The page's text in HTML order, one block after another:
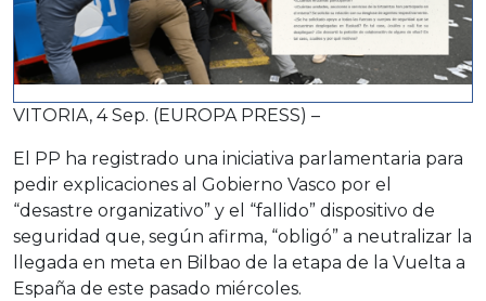
VITORIA, 4 Sep. (EUROPA PRESS) –
El PP ha registrado una iniciativa parlamentaria para
pedir explicaciones al Gobierno Vasco por el
“desastre organizativo” y el “fallido” dispositivo de
seguridad que, según afirma, “obligó” a neutralizar la
llegada en meta en Bilbao de la etapa de la Vuelta a
España de este pasado miércoles.